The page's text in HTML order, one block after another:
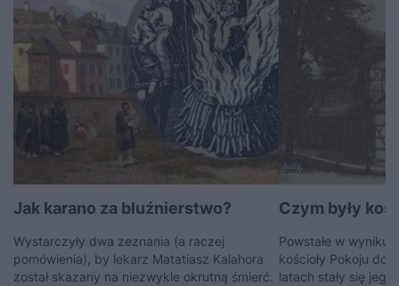
Jak karano za bluźnierstwo?
Wystarczyły dwa zeznania (a raczej
pomówienia), by lekarz Matatiasz Kalahora
został skazany na niezwykle okrutną śmierć.
Czym były
Powstałe w wyniku
kościoły Pokoju
latach stały się